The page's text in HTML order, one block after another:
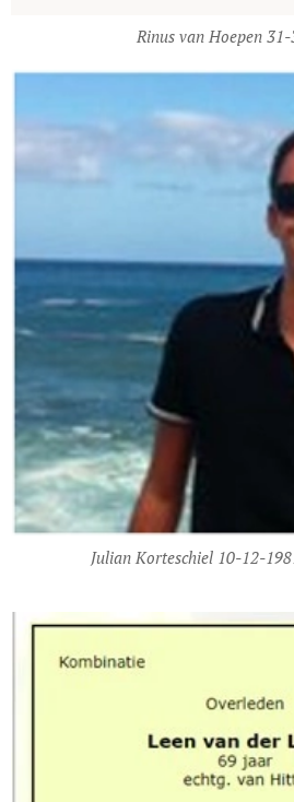
Rinus van Hoepen 31-
Julian Korteschiel 10-12-